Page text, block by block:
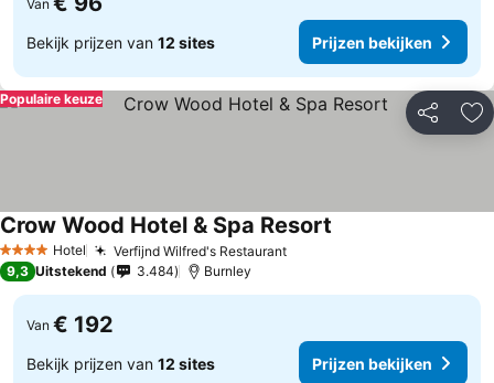
Van
Bekijk prijzen van 12 sites Prijzen bekijken
Delen
Populaire keuze
4 SterrenHotel Verfijnd Wilfred's Restaurant
Crow Wood Hotel & Spa Resort
9,3 Uitstekend 3.484 Burnley
Van € 192
Bekijk prijzen van 12 sites Prijzen bekijken